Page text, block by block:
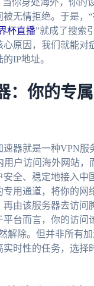
无情拒绝。于是，“
杯直播”就成了搜索
心原因，我们就能对
IP地址。
：你的专
器就是一种VPN服
用户访问海外网站，
安全、稳定地接入中
专用通道，将你的网
再由该服务器去访问
台而言，你的访问
解除。但并非所有
实时性的任务，选择